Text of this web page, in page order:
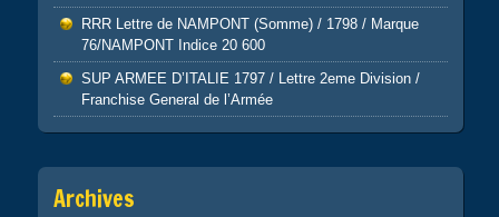
RRR Lettre de NAMPONT (Somme) / 1798 / Marque
76/NAMPONT Indice 20 600
SUP ARMEE D’ITALIE 1797 / Lettre 2eme Division /
Franchise General de l’Armée
Archives